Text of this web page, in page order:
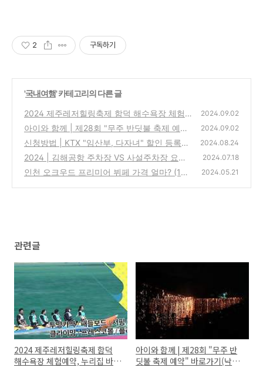
2 구독하기
'국내여행' 카테고리의 다른 글
2024 제주레저힐링축제 함덕 해수욕장 체험
예약, 누리집 바로가기(출연진, 라인업)
(0)
2024.09.02
아이와 함께 | 제28회 "무주 반딧불 축제 예약"
바로가기(낙화놀이 일정은?)
(0)
2024.09.02
신청방법 | KTX "임산부, 다자녀" 할인 등록하
고 혜택받기(임산부 40%, 다자녀 50%할인)
(0)
2024.08.24
2024 | 김해공항 주차장 VS 사설주차장 요금
비교(ft.예약방법)
(0)
2024.07.18
인천 오크우드 프리미어 뷔페 가격 얼마? (1
2024.05.21
관련글
2024 제주레저힐링축제 함덕
해수욕장 체험예약, 누리집 바로
아이와 함께 | 제28회 "무주 반
딧불 축제 예약" 바로가기(낙화